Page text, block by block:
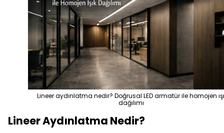
Lineer aydınlatma nedir? Doğrusal LED armatür ile homojen
dağılımı
Lineer Aydınlatma Nedir?